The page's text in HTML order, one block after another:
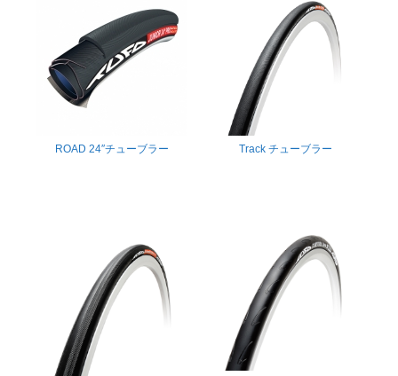
ROAD 24″チューブラー Track チューブラー